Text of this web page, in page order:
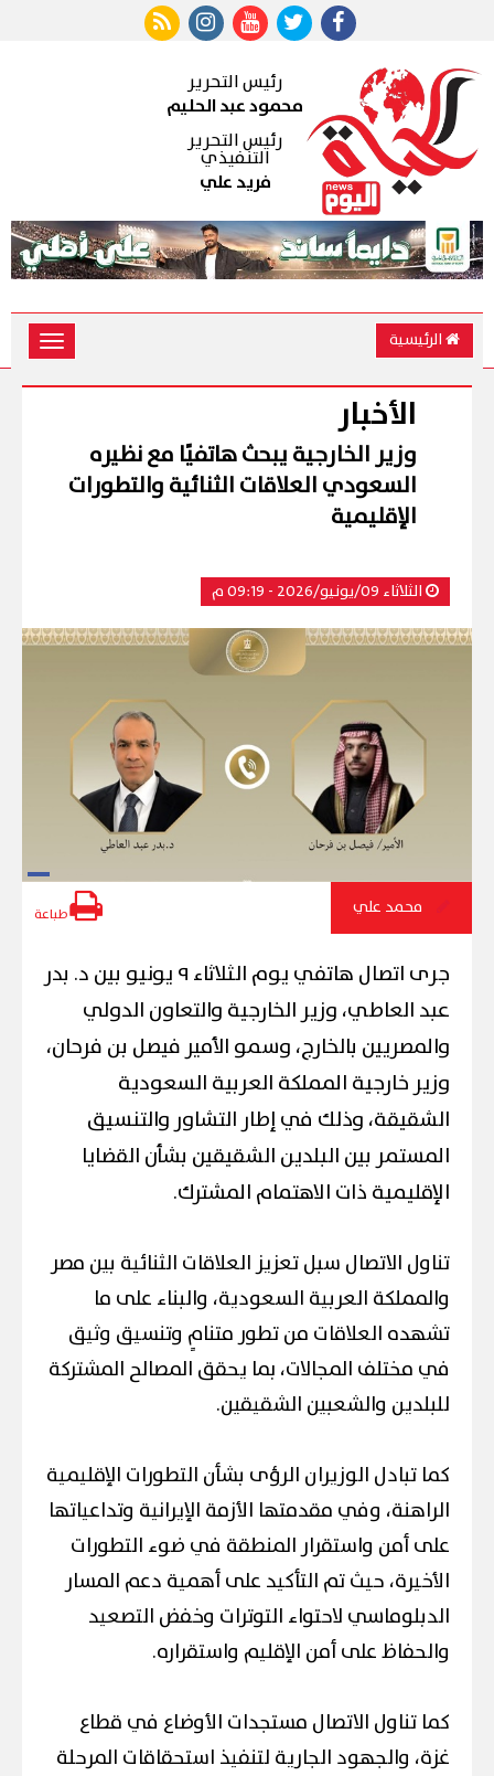
رئيس التحرير
محمود عبد الحليم
رئيس التحرير
التنفيذي
فريد علي
الرئيسية
Toggle
الأخبار
وزير الخارجية يبحث هاتفيًا مع نظيره
السعودي العلاقات الثنائية والتطورات
الإقليمية
الثلاثاء 09/يونيو/2026 - 09:19 م
محمد علي طباعة
جرى اتصال هاتفي يوم الثلاثاء ٩ يونيو بين د. بدر
عبد العاطي، وزير الخارجية والتعاون الدولي
والمصريين بالخارج، وسمو الأمير فيصل بن فرحان،
وزير خارجية المملكة العربية السعودية
الشقيقة، وذلك في إطار التشاور والتنسيق
المستمر بين البلدين الشقيقين بشأن القضايا
الإقليمية ذات الاهتمام المشترك.
تناول الاتصال سبل تعزيز العلاقات الثنائية بين مصر
والمملكة العربية السعودية، والبناء على ما
تشهده العلاقات من تطور متنامٍ وتنسيق وثيق
في مختلف المجالات، بما يحقق المصالح المشتركة
للبلدين والشعبين الشقيقين.
كما تبادل الوزيران الرؤى بشأن التطورات الإقليمية
الراهنة، وفي مقدمتها الأزمة الإيرانية وتداعياتها
على أمن واستقرار المنطقة في ضوء التطورات
الأخيرة، حيث تم التأكيد على أهمية دعم المسار
الدبلوماسي لاحتواء التوترات وخفض التصعيد
والحفاظ على أمن الإقليم واستقراره.
كما تناول الاتصال مستجدات الأوضاع في قطاع
غزة، والجهود الجارية لتنفيذ استحقاقات المرحلة